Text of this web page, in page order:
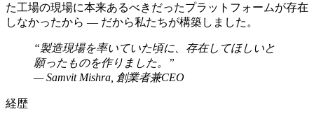
た工場の現場に本来あるべきだったプラットフォームが存在
しなかったから — だから私たちが構築しました。
“製造現場を率いていた頃に、存在してほしいと
願ったものを作りました。
”
—Samvit Mishra 創業者兼CEO
経歴